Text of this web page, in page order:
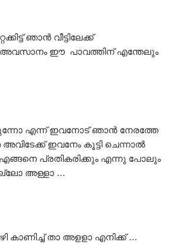
ഞാൻ വീട്ടിലേക്ക്
അവസാനം ഈ പാവത്തിന് എന്തേലും
എന്ന് ഇവനോട് ഞാൻ നേരത്തേ
അവിടേക്ക് ഇവനേം കൂട്ടി ചെന്നാൽ
എങ്ങനെ പ്രതികരിക്കും എന്നു പോലും
അള്ളാ …
കാണിച്ച് താ അളളാ എനിക്ക് …